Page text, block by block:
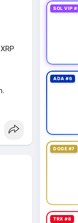
và
SOL VIP
ADA #6
DOGE #7
TRX #8